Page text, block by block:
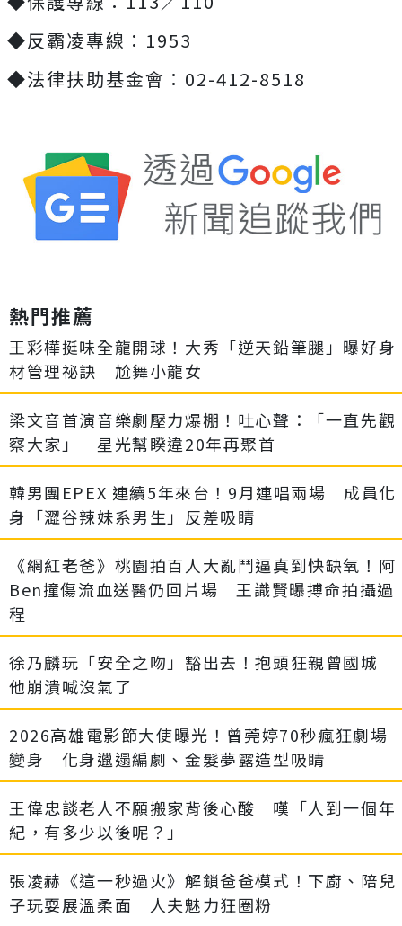
◆反霸凌專線：1953
◆法律扶助基金會：02-412-8518
熱門推薦
王彩樺挺味全龍開球！大秀「逆天鉛筆腿」曝好身
材管理祕訣 尬舞小龍女
梁文音首演音樂劇壓力爆棚！吐心聲：「一直先觀
察大家」 星光幫睽違20年再聚首
韓男團EPEX 連續5年來台！9月連唱兩場 成員化
身「澀谷辣妹系男生」反差吸睛
《網紅老爸》桃園拍百人大亂鬥逼真到快缺氧！阿
Ben撞傷流血送醫仍回片場 王識賢曝搏命拍攝過
程
徐乃麟玩「安全之吻」豁出去！抱頭狂親曾國城
他崩潰喊沒氣了
2026高雄電影節大使曝光！曾莞婷70秒瘋狂劇場
變身 化身邋遢編劇、金髮夢露造型吸睛
王偉忠談老人不願搬家背後心酸 嘆「人到一個年
紀，有多少以後呢？」
張凌赫《這一秒過火》解鎖爸爸模式！下廚、陪兒
子玩耍展溫柔面 人夫魅力狂圈粉